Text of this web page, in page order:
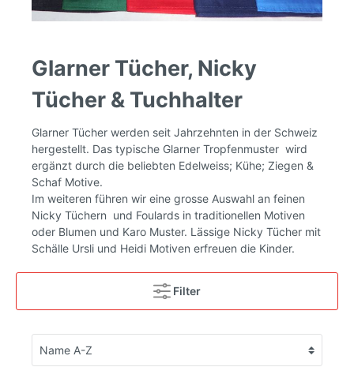
Glarner Tücher, Nicky
Tücher & Tuchhalter
Glarner Tücher werden seit Jahrzehnten in der Schweiz
hergestellt. Das typische Glarner Tropfenmuster wird
ergänzt durch die beliebten Edelweiss; Kühe; Ziegen &
Schaf Motive.
Im weiteren führen wir eine grosse Auswahl an feinen
Nicky Tüchern und Foulards in traditionellen Motiven
oder Blumen und Karo Muster. Lässige Nicky Tücher mit
Schälle Ursli und Heidi Motiven erfreuen die Kinder.
Filter